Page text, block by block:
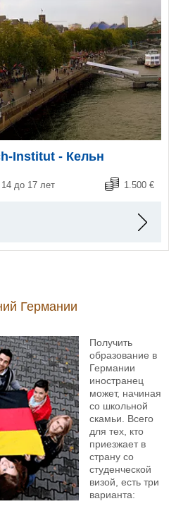
Institut - Кельн
14 до 17 лет 1.500 €
Германии
Получить
образование в
Германии
иностранец
может, начиная
со школьной
скамьи. Всего
для тех, кто
приезжает в
страну со
студенческой
визой, есть три
варианта: